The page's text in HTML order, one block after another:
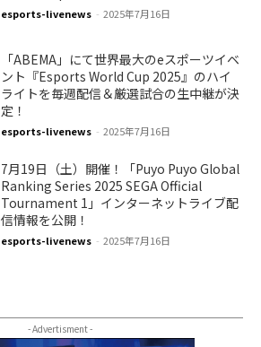
esports-livenews - 2025年7月16日
「ABEMA」にて世界最大のeスポーツイベ
ント『Esports World Cup 2025』のハイ
ライトを毎週配信＆厳選試合の生中継が決
定！
esports-livenews - 2025年7月16日
7月19日（土）開催！「Puyo Puyo Global
Ranking Series 2025 SEGA Official
Tournament 1」インターネットライブ配
信情報を公開！
esports-livenews - 2025年7月16日
- Advertisment -